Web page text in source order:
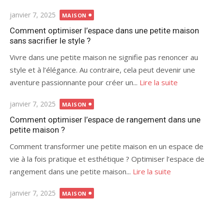
Publié
le
janvier 7, 2025 MAISON
Comment optimiser l’espace dans une petite maison
sans sacrifier le style ?
Vivre dans une petite maison ne signifie pas renoncer au
style et à l’élégance. Au contraire, cela peut devenir une
aventure passionnante pour créer un... Lire la suite
Publié
le
janvier 7, 2025 MAISON
Comment optimiser l’espace de rangement dans une
petite maison ?
Comment transformer une petite maison en un espace de
vie à la fois pratique et esthétique ? Optimiser l’espace de
rangement dans une petite maison... Lire la suite
Publié
janvier 7, 2025 MAISON